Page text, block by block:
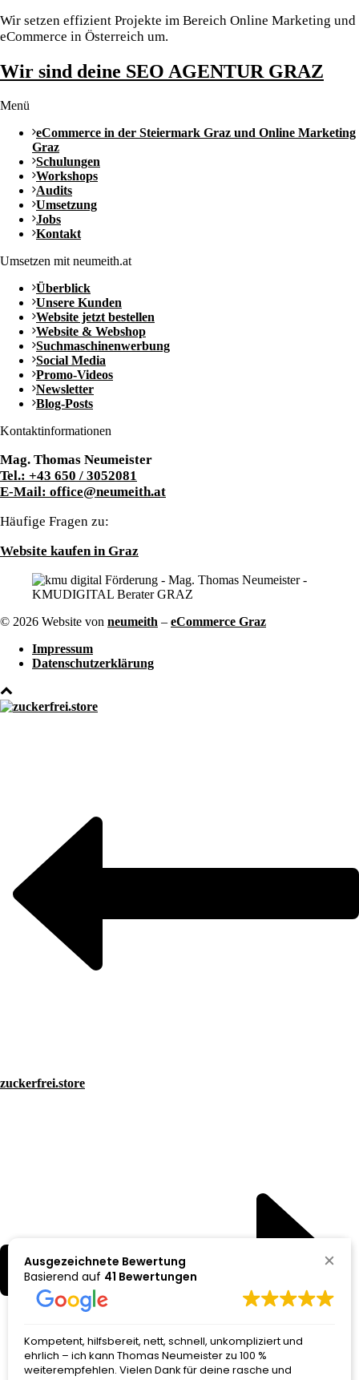
Wir setzen effizient Projekte im Bereich Online Marketing und
eCommerce in Österreich um.
Wir sind deine SEO AGENTUR GRAZ
Menü
eCommerce in der Steiermark Graz und Online Marketing
Graz
Schulungen
Workshops
Audits
Umsetzung
Jobs
Kontakt
Umsetzen mit neumeith.at
Überblick
Unsere Kunden
Website jetzt bestellen
Website & Webshop
Suchmaschinenwerbung
Social Media
Promo-Videos
Newsletter
Blog-Posts
Kontaktinformationen
Mag. Thomas Neumeister
Tel.: +43 650 / 3052081
E-Mail: office@neumeith.at
Häufige Fragen zu:
Website kaufen in Graz
© 2026 Website von neumeith – eCommerce Graz
Impressum
Datenschutzerklärung
zuckerfrei.store
Ausgezeichnete Bewertung
Basierend auf 41 Bewertungen
Kompetent, hilfsbereit, nett, schnell, unkompliziert und
ehrlich – ich kann Thomas Neumeister zu 100 %
weiterempfehlen. Vielen Dank für deine rasche und